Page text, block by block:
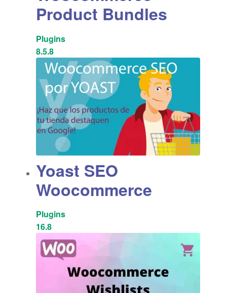
Product Bundles
Plugins
8.5.8
Yoast SEO
Woocommerce
Plugins
16.8